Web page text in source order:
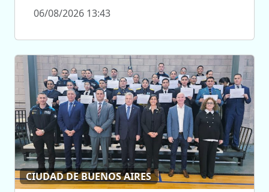
06/08/2026 13:43
CIUDAD DE BUENOS AIRES